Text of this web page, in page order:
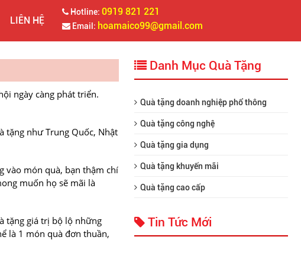
LIÊN HỆ
Hotline: 0919 821 221
Email: hoamaico99@gmail.com
ngày càng phát triển.
tặng như Trung Quốc, Nhật
vào món quà, bạn thậm chí
muốn họ sẽ mãi là
tặng giá trị bộ lộ những
là 1 món quà đơn thuần,
Danh Mục Quà Tặng
Quà tặng doanh nghiệp phổ thông
Quà tặng công nghệ
Quà tặng gia dụng
Quà tặng khuyến mãi
Quà tặng cao cấp
Tin Tức Mới